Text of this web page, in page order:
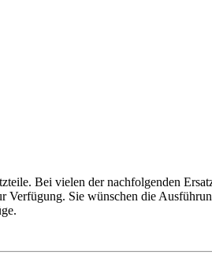
Bei vielen der nachfolgenden
Sie wünschen die